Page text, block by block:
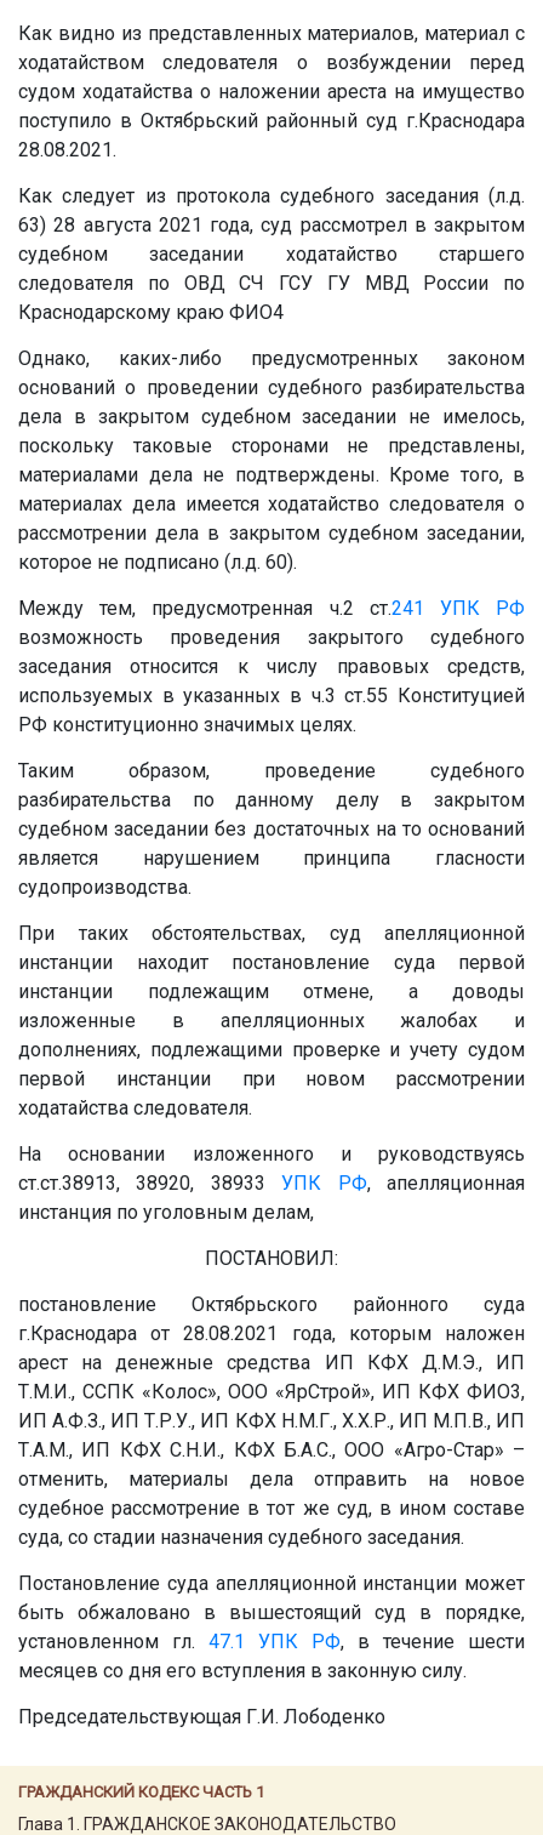
ГРАЖДАНСКИЙ КОДЕКС ЧАСТЬ 1
Глава 1. ГРАЖДАНСКОЕ ЗАКОНОДАТЕЛЬСТВО
Как видно из представленных материалов, материал с
ходатайством следователя о возбуждении перед
судом ходатайства о наложении ареста на имущество
поступило в Октябрьский районный суд г.Краснодара
28.08.2021.
Как следует из протокола судебного заседания (л.д.
63) 28 августа 2021 года, суд рассмотрел в закрытом
судебном заседании ходатайство старшего
следователя по ОВД СЧ ГСУ ГУ МВД России по
Краснодарскому краю ФИО4
Однако, каких-либо предусмотренных законом
оснований о проведении судебного разбирательства
дела в закрытом судебном заседании не имелось,
поскольку таковые сторонами не представлены,
материалами дела не подтверждены. Кроме того, в
материалах дела имеется ходатайство следователя о
рассмотрении дела в закрытом судебном заседании,
которое не подписано (л.д. 60).
Между тем, предусмотренная ч.2 ст.241
УПК РФ
возможность проведения закрытого судебного
заседания относится к числу правовых средств,
используемых в указанных в ч.3 ст.55 Конституцией
РФ конституционно значимых целях.
Таким образом, проведение судебного
разбирательства по данному делу в закрытом
судебном заседании без достаточных на то оснований
является нарушением принципа гласности
судопроизводства.
При таких обстоятельствах, суд апелляционной
инстанции находит постановление суда первой
инстанции подлежащим отмене, а доводы
изложенные в апелляционных жалобах и
дополнениях, подлежащими проверке и учету судом
первой инстанции при новом рассмотрении
ходатайства следователя.
На основании изложенного и руководствуясь
ст.ст.38913, 38920, 38933УПК РФ, апелляционная
инстанция по уголовным делам,
ПОСТАНОВИЛ:
постановление Октябрьского районного суда
г.Краснодара от 28.08.2021 года, которым наложен
арест на денежные средства ИП КФХ Д.М.Э., ИП
Т.М.И., ССПК «Колос», ООО «ЯрСтрой», ИП КФХ ФИО3,
ИПА.Ф.З., ИПТ.Р.У., ИП КФХ Н.М.Г., Х.Х.Р., ИП М.П.В., ИП
Т.А.М., ИП КФХС.Н.И., КФХ Б.А.С., ООО «Агро-Стар» –
отменить, материалы дела отправить на новое
судебное рассмотрение в тот же суд, в ином составе
суда, со стадии назначения судебного заседания.
Постановление суда апелляционной инстанции может
быть обжаловано в вышестоящий суд в порядке,
установленном гл. 47.1 УПК РФ, в течение шести
месяцев со дня его вступления в законную силу.
Председательствующая Г.И. Лободенко